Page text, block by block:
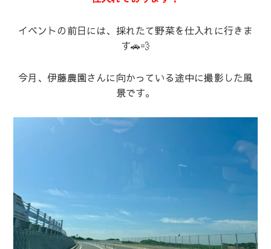
イベントの前日には、採れたて野菜を仕入れに行きま
す🚗💨
今月、伊藤農園さんに向かっている途中に撮影した風
景です。